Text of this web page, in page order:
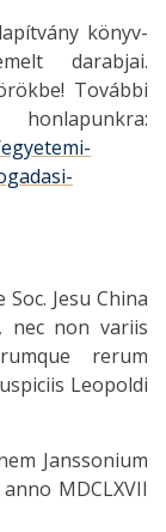
könyv-
darabjai.
További
Jesu China
nec non variis
rerum
Leopoldi
Janssonium
MDCLXVII